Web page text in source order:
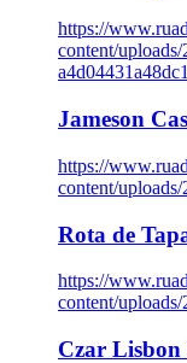
https://
content/
Jameson
https://
content/
Rota de
https://
content/
Czar Lisbon